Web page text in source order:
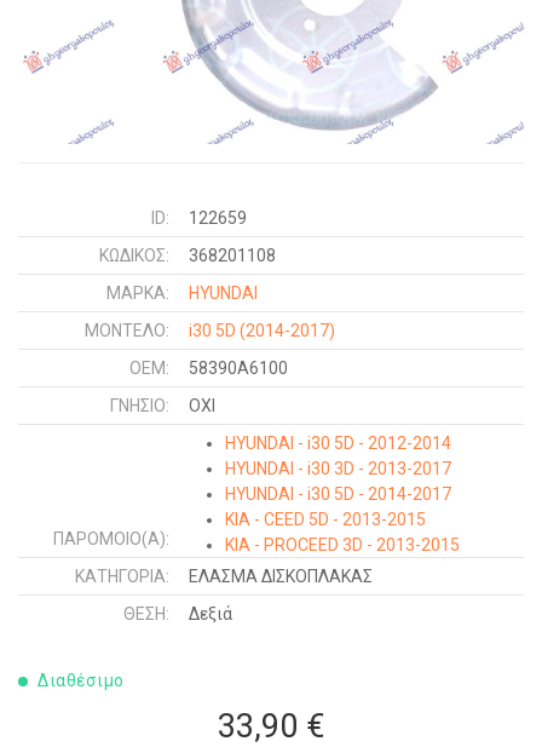
ID:
122659
ΚΩΔΙΚΌΣ:
368201108
ΜΑΡΚΑ:
HYUNDAI
ΜΟΝΤΕΛΟ:
i30 5D (2014-2017)
OEM:
58390A6100
ΓΝΉΣΙΟ:
ΟΧΙ
ΠΑΡΌΜΟΙΟ(Α):
HYUNDAI - i30 5D - 2012-2014
HYUNDAI - i30 3D - 2013-2017
HYUNDAI - i30 5D - 2014-2017
KIA - CEED 5D - 2013-2015
KIA - PROCEED 3D - 2013-2015
ΚΑΤΗΓΟΡΊΑ:
ΕΛΑΣΜΑ ΔΙΣΚΟΠΛΑΚΑΣ
ΘΈΣΗ:
Δεξιά
Διαθέσιμο
33,90 €